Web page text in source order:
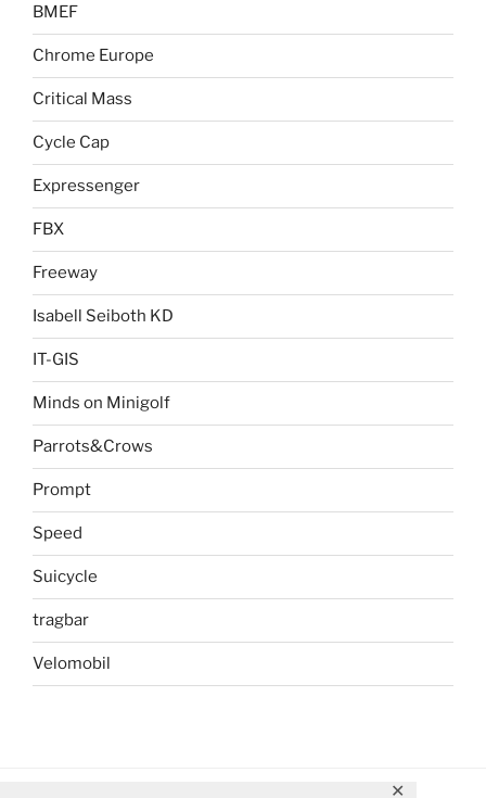
✕
BMEF
Chrome Europe
Critical Mass
Cycle Cap
Expressenger
FBX
Freeway
Isabell Seiboth KD
IT-GIS
Minds on Minigolf
Parrots&Crows
Prompt
Speed
Suicycle
tragbar
Velomobil